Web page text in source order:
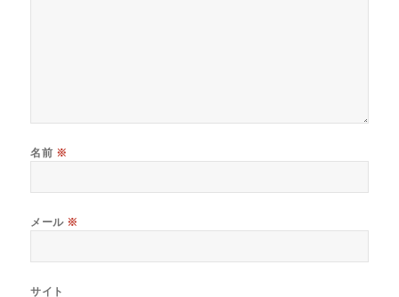
名前 ※
メール ※
サイト